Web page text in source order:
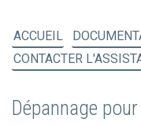
ACCUEIL
CONTACTER
Dépannage